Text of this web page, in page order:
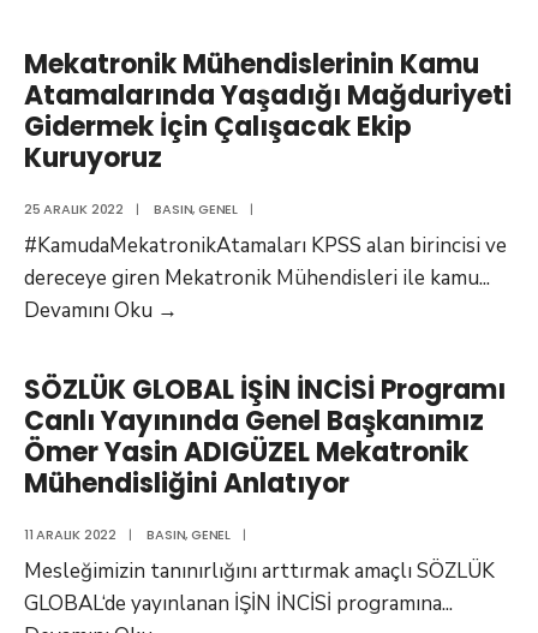
Başkanımız
Abdullah
ÖZVER
Mekatronik
Mühendisliğini
Anlatıyor
İmza
Yetkisi
Sorunu
Çözüldü,
Resmi
Gazetede
Mekatronik Mühendislerinin Kamu
Atamalarında Yaşadığı Mağduriyeti
Gidermek İçin Çalışacak Ekip
Kuruyoruz
25 ARALIK 2022 | BASIN,GENEL |
#KamudaMekatronikAtamaları KPSS alan birincisi ve
dereceye giren Mekatronik Mühendisleri ile kamu...
Devamını Oku →
Kamu
Atamalarında
Yaşadığı
Mağduriyeti
Gidermek
İçin
Çalışacak
Ekip
SÖZLÜK GLOBAL İŞİN İNCİSİ Programı
Canlı Yayınında Genel Başkanımız
Ömer Yasin ADIGÜZEL Mekatronik
Mühendisliğini Anlatıyor
11 ARALIK 2022 | BASIN,GENEL |
Mesleğimizin tanınırlığını arttırmak amaçlı SÖZLÜK
GLOBAL‘de yayınlanan İŞİN İNCİSİ programına...